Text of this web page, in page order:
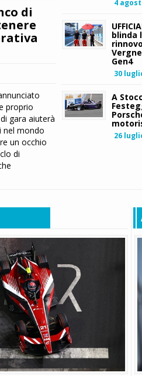
di
proprio
gara aiuterà
nel mondo
un occhio
di
4
blinda
Gen4
30
A
26